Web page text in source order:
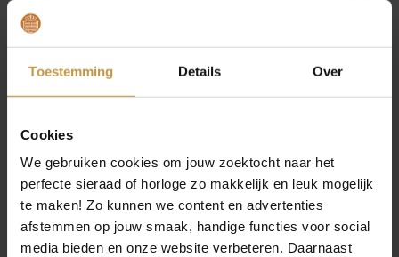
Toestemming Details Over
Cookies
We gebruiken cookies om jouw zoektocht naar het
perfecte sieraad of horloge zo makkelijk en leuk mogelijk
te maken! Zo kunnen we content en advertenties
afstemmen op jouw smaak, handige functies voor social
media bieden en onze website verbeteren. Daarnaast
TRESOR GOLDPLATED
Direct leverbaar, 1 werkdag